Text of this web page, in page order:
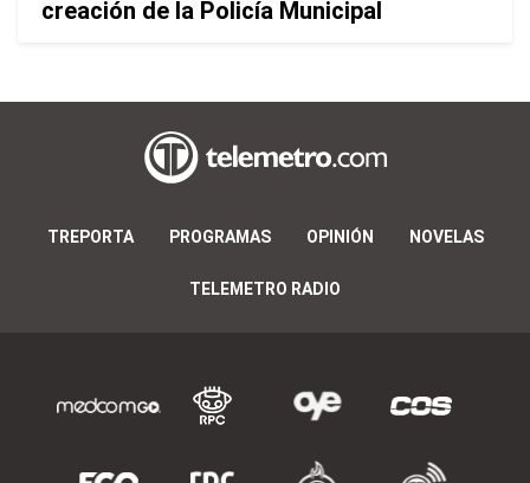
creación de la Policía Municipal
TREPORTA PROGRAMAS OPINIÓN NOVELAS
TELEMETRO RADIO